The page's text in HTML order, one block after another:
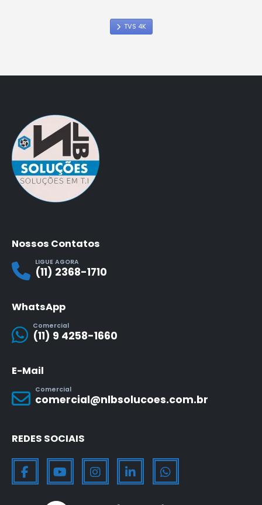
TVS 4K
Nossos Contatos
LIGUE AGORA
(11) 2368-1710
WhatsApp
Comercial
(11) 9 4258-1660
E-Mail
Comercial
comercial@nlbsolucoes.com.br
REDES SOCIAIS